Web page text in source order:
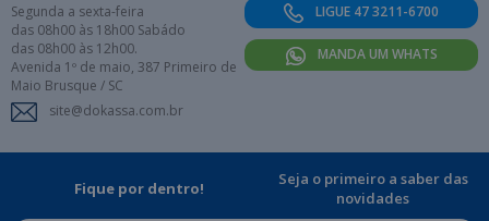
Segunda a sexta-feira
das 08h00 às 18h00 Sabádo
das 08h00 às 12h00.
Avenida 1º de maio, 387 Primeiro de
Maio Brusque / SC
site@dokassa.com.br
LIGUE 47 3211-6700
MANDA UM WHATS
Fique por dentro!
Seja o primeiro a saber das
novidades